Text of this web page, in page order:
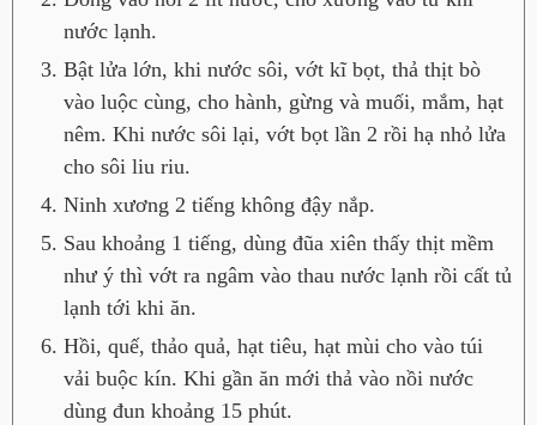
nước lạnh.
Bật lửa lớn, khi nước sôi, vớt kĩ bọt, thả thịt bò
vào luộc cùng, cho hành, gừng và muối, mắm, hạt
nêm. Khi nước sôi lại, vớt bọt lần 2 rồi hạ nhỏ lửa
cho sôi liu riu.
Ninh xương 2 tiếng không đậy nắp.
Sau khoảng 1 tiếng, dùng đũa xiên thấy thịt mềm
như ý thì vớt ra ngâm vào thau nước lạnh rồi cất tủ
lạnh tới khi ăn.
Hồi, quế, thảo quả, hạt tiêu, hạt mùi cho vào túi
vải buộc kín. Khi gần ăn mới thả vào nồi nước
dùng đun khoảng 15 phút.